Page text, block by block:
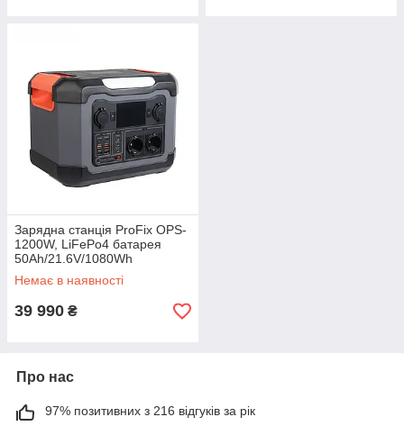
Зарядна станція ProFix OPS-
1200W, LiFePo4 батарея
50Ah/21.6V/1080Wh
Немає в наявності
39 990 ₴
Про нас
97% позитивних з 216 відгуків за рік